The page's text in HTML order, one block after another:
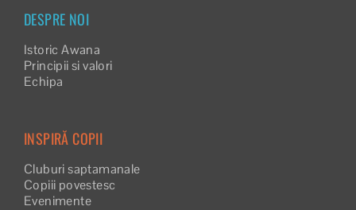
DESPRE NOI
Istoric Awana
Principii si valori
Echipa
INSPIRĂ COPII
Cluburi saptamanale
Copiii povestesc
Evenimente